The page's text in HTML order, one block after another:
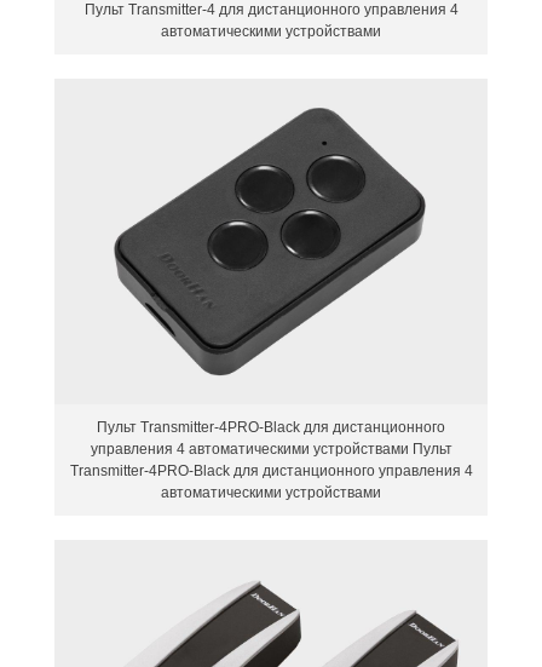
Пульт Transmitter-4 для дистанционного управления 4
автоматическими устройствами
Пульт Transmitter-4PRO-Black для дистанционного
управления 4 автоматическими устройствами Пульт
Transmitter-4PRO-Black для дистанционного управления 4
автоматическими устройствами